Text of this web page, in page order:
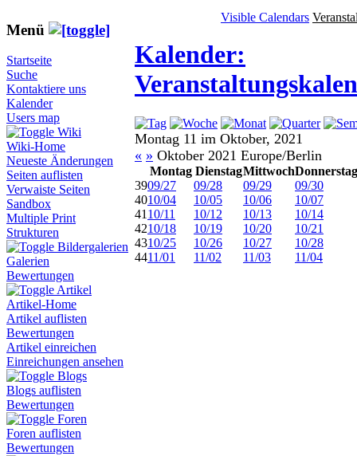
Menü
Startseite
Suche
Kontaktiere uns
Kalender
Users map
Wiki
Wiki-Home
Neueste Änderungen
Seiten auflisten
Verwaiste Seiten
Sandbox
Multiple Print
Strukturen
Bildergalerien
Galerien
Bewertungen
Artikel
Artikel-Home
Artikel auflisten
Bewertungen
Artikel einreichen
Einreichungen ansehen
Blogs
Blogs auflisten
Bewertungen
Foren
Foren auflisten
Bewertungen
Visible Calendars
Kalender:
Montag 11 im Oktober, 2021
« » Oktober 2021 Europe/Berlin
Montag DienstagMittwochDonnerstag
3909/27 09/28 09/29
09/30
4010/04 10/05 10/06
10/07
41 10/11 10/12 10/13
10/14
4210/18 10/19 10/20
10/21
4310/25 10/26 10/27
10/28
4411/01 11/02 11/03 11/04